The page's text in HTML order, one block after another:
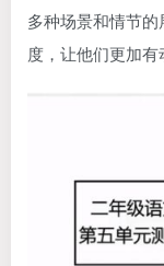
多种场景和情节
度，让他们更加有